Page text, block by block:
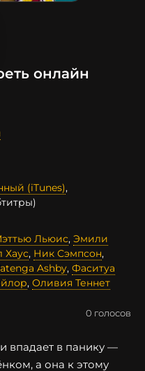
онлайн
(iTunes),
Льюис, Эмили
Хаус, Ник Сэмпсон,
Ashby, Фаситуа
, Оливия Теннет
0 голосов
впадает в панику —
а она к этому